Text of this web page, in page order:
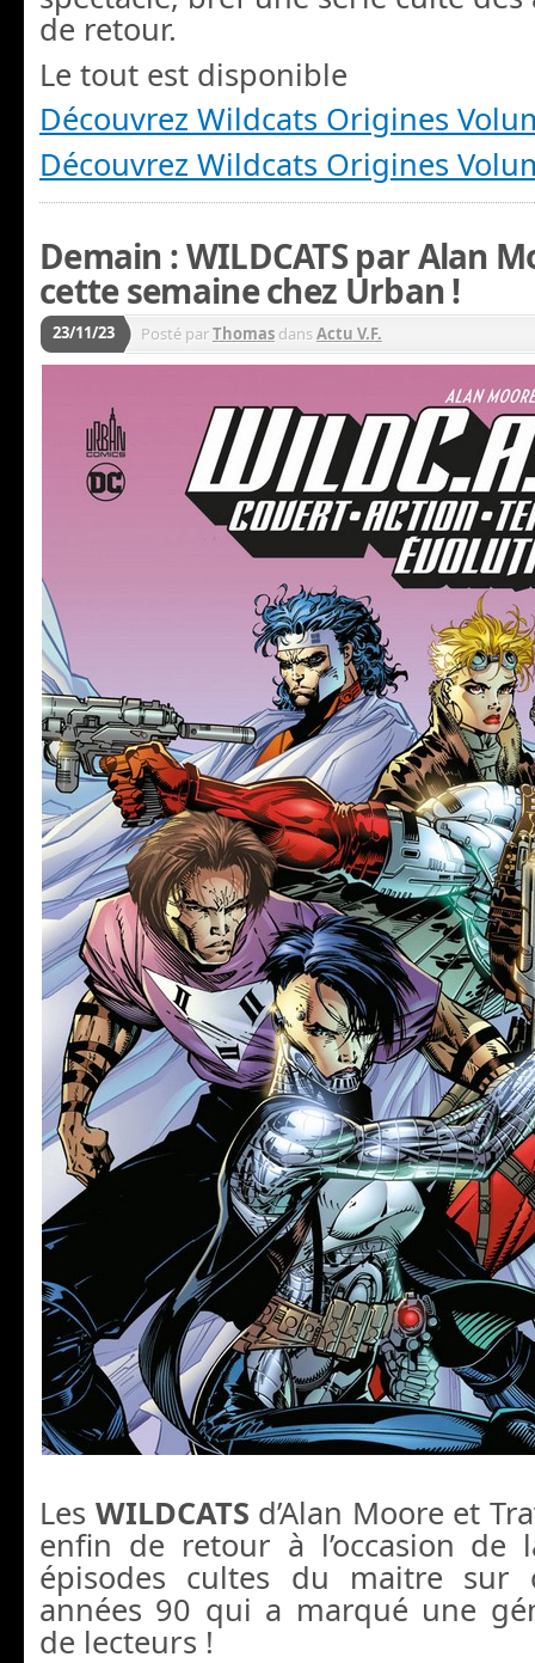
de retour.
Le tout est disponible
Découvrez Wildcats Origines
Découvrez Wildcats Origines
Demain : WILDCATS par Alan
cette semaine chez Urban !
23/11/23 Posté parThomas dansActu V.F.
Les WILDCATS d’Alan Moore et
enfin de retour à l’occasion de
épisodes cultes du maitre sur
années 90 qui a marqué une
de lecteurs !